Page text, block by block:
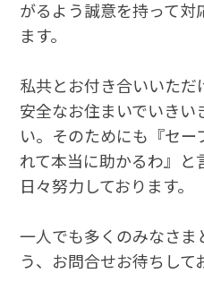
がるよう誠意を持って対
ます。
私共とお付き合いいただ
安全なお住まいでいきい
い。そのためにも『セー
れて本当に助かるわ』と
日々努力しております。
一人でも多くのみなさま
う、お問合せお待ちして